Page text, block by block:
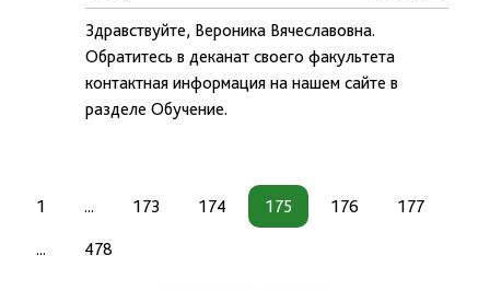
Здравствуйте, Вероника Вячеславовна.
Обратитесь в деканат своего факультета
контактная информация на нашем сайте в
разделе Обучение.
1 ... 173 174 175 176 177
... 478